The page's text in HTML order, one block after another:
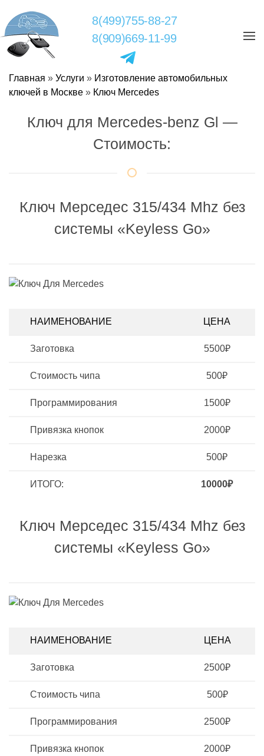
8(499)755-88-27
8(909)669-11-99
Главная » Услуги » Изготовление автомобильных
ключей в Москве » Ключ Mercedes
Ключ для Mercedes-benz Gl —
Стоимость:
Ключ Мерседес 315/434 Mhz без
системы «Keyless Go»
НАИМЕНОВАНИЕ ЦЕНА
Заготовка 5500₽
Стоимость чипа 500₽
Программирования 1500₽
Привязка кнопок 2000₽
Нарезка 500₽
ИТОГО: 10000₽
Ключ Мерседес 315/434 Mhz без
системы «Keyless Go»
НАИМЕНОВАНИЕ ЦЕНА
Заготовка 2500₽
Стоимость чипа 500₽
Программирования 2500₽
Привязка кнопок 2000₽